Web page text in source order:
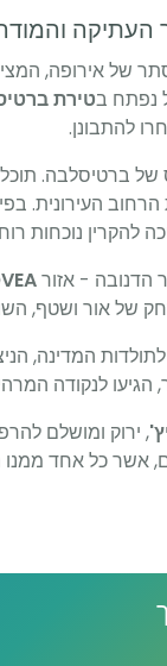
של אירופה,
נפתח בטירת
להתבונן.
ברטיסלבה.
העירונית.
נוכחות
הדנובה - אזור
של אור ושטף,
המדינה,
לנקודה
, ירוק ומושלם
אשר כל אחד